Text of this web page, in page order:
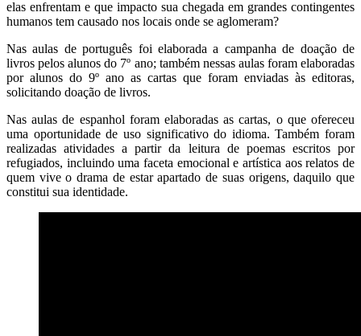
elas enfrentam e que impacto sua chegada em grandes contingentes
humanos tem causado nos locais onde se aglomeram?
Nas aulas de português foi elaborada a campanha de doação de
livros pelos alunos do 7º ano; também nessas aulas foram elaboradas
por alunos do 9º ano as cartas que foram enviadas às editoras,
solicitando doação de livros.
Nas aulas de espanhol foram elaboradas as cartas, o que ofereceu
uma oportunidade de uso significativo do idioma. Também foram
realizadas atividades a partir da leitura de poemas escritos por
refugiados, incluindo uma faceta emocional e artística aos relatos de
quem vive o drama de estar apartado de suas origens, daquilo que
constitui sua identidade.